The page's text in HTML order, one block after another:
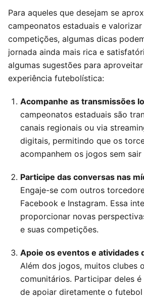
Para aqueles que desejam se
campeonatos estaduais e valorizar
competições, algumas dicas
jornada ainda mais rica e
algumas sugestões para
experiência futebolística:
Acompanhe as transmissões
campeonatos estaduais são
canais regionais ou via
digitais, permitindo que os
acompanhem os jogos sem sair
Participe das conversas nas
Engaje-se com outros
Facebook e Instagram. Essa
proporcionar novas
e suas competições.
Apoie os eventos e atividades
Além dos jogos, muitos clubes
comunitários. Participar deles é
de apoiar diretamente o futebol